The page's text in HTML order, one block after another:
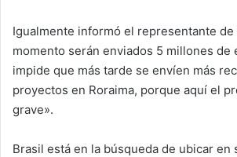
Igualmente informó el representante de
momento serán enviados 5 millones de
impide que más tarde se envíen más
proyectos en Roraima, porque aquí el
grave».
Brasil está en la búsqueda de ubicar en